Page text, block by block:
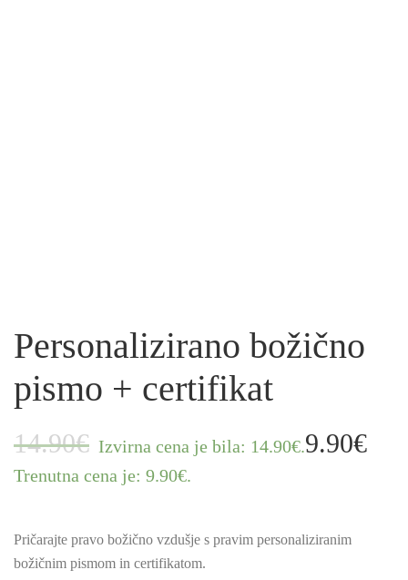
Personalizirano božično
pismo + certifikat
14.90€ Izvirna cena je bila: 14.90€.9.90€
Trenutna cena je: 9.90€.
Pričarajte pravo božično vzdušje s pravim personaliziranim
božičnim pismom in certifikatom.